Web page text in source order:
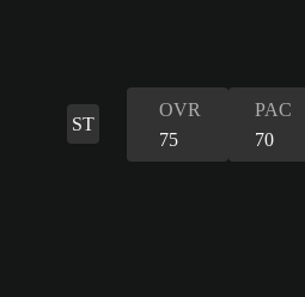
ST
OVR
75
PAC
70